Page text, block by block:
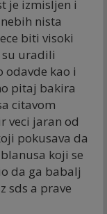
je izmisljen i
nista
biti visoki
uradili
odavde kao i
pitaj bakira
citavom
veci jaran od
pokusava da
koji se
da ga babalj
sds a prave